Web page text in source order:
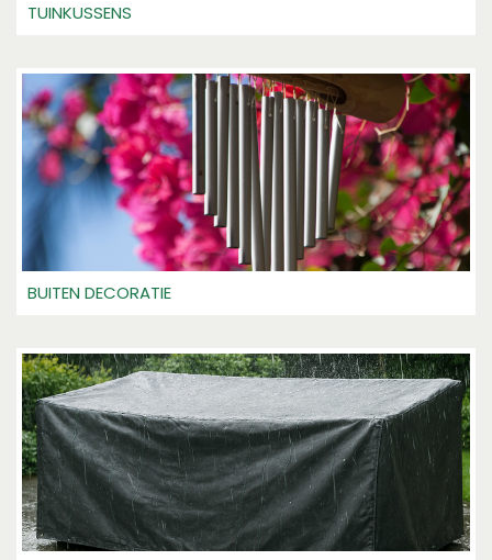
TUINKUSSENS
BUITEN DECORATIE